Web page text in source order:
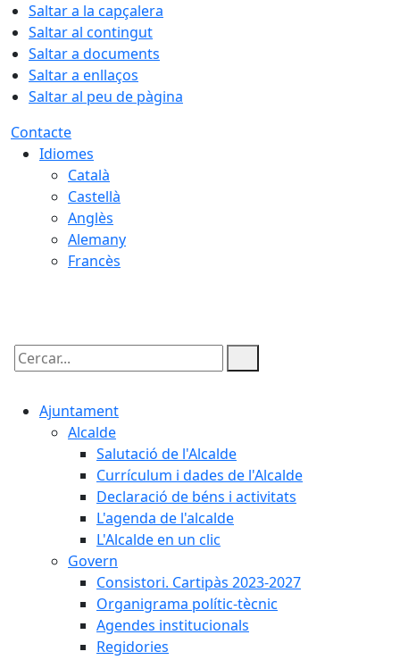
Saltar a la capçalera
Saltar al contingut
Saltar a documents
Saltar a enllaços
Saltar al peu de pàgina
Contacte
Idiomes
Català
Castellà
Anglès
Alemany
Francès
Cercar:
Ajuntament
Alcalde
Salutació de l'Alcalde
Currículum i dades de l'Alcalde
Declaració de béns i activitats
L'agenda de l'alcalde
L'Alcalde en un clic
Govern
Consistori. Cartipàs 2023-2027
Organigrama polític-tècnic
Agendes institucionals
Regidories